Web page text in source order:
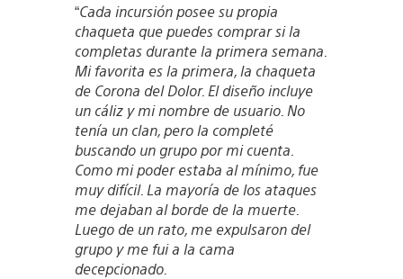
“Cada incursión posee su propia
chaqueta que puedes comprar si la
completas durante la primera semana.
Mi favorita es la primera, la chaqueta
de Corona del Dolor. El diseño incluye
un cáliz y mi nombre de usuario. No
tenía un clan, pero la completé
buscando un grupo por mi cuenta.
Como mi poder estaba al mínimo, fue
muy difícil. La mayoría de los ataques
me dejaban al borde de la muerte.
Luego de un rato, me expulsaron del
grupo y me fui a la cama
decepcionado.